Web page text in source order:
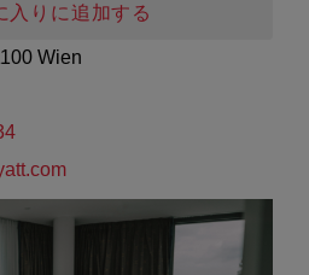
入りに追加する
Wien